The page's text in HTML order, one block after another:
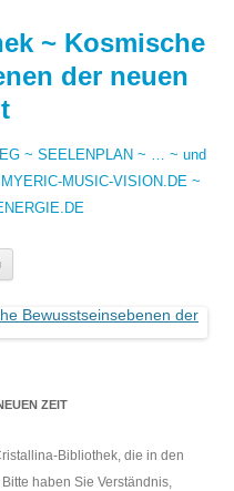
~ Kosmische
der neuen
~ SEELENPLAN ~ … ~ und
MUSIC-VISION.DE ~
ZEIT
Bibliothek, die in den
haben Sie Verständnis,